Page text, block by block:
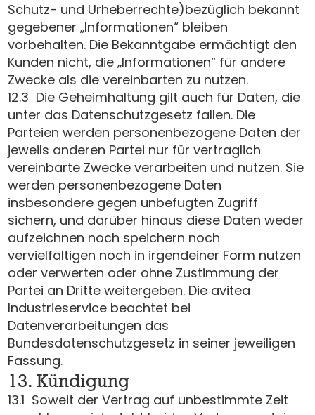
Schutz- und Urheberrechte)bezüglich bekannt
gegebener „Informationen“ bleiben
vorbehalten. Die Bekanntgabe ermächtigt den
Kunden nicht, die „Informationen“ für andere
Zwecke als die vereinbarten zu nutzen.
12.3 Die Geheimhaltung gilt auch für Daten, die
unter das Datenschutzgesetz fallen. Die
Parteien werden personenbezogene Daten der
jeweils anderen Partei nur für vertraglich
vereinbarte Zwecke verarbeiten und nutzen. Sie
werden personenbezogene Daten
insbesondere gegen unbefugten Zugriff
sichern, und darüber hinaus diese Daten weder
aufzeichnen noch speichern noch
vervielfältigen noch in irgendeiner Form nutzen
oder verwerten oder ohne Zustimmung der
Partei an Dritte weitergeben. Die avitea
Industrieservice beachtet bei
Datenverarbeitungen das
Bundesdatenschutzgesetz in seiner jeweiligen
Fassung.
13. Kündigung
13.1 Soweit der Vertrag auf unbestimmte Zeit